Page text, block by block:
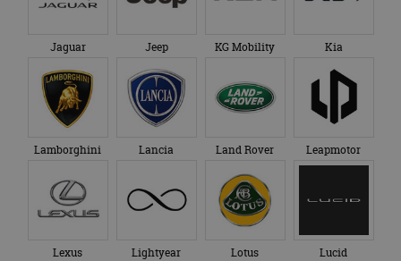
Jaguar Jeep KG Mobility Kia
Lamborghini Lancia Land Rover Leapmotor
Lexus Lightyear Lotus Lucid